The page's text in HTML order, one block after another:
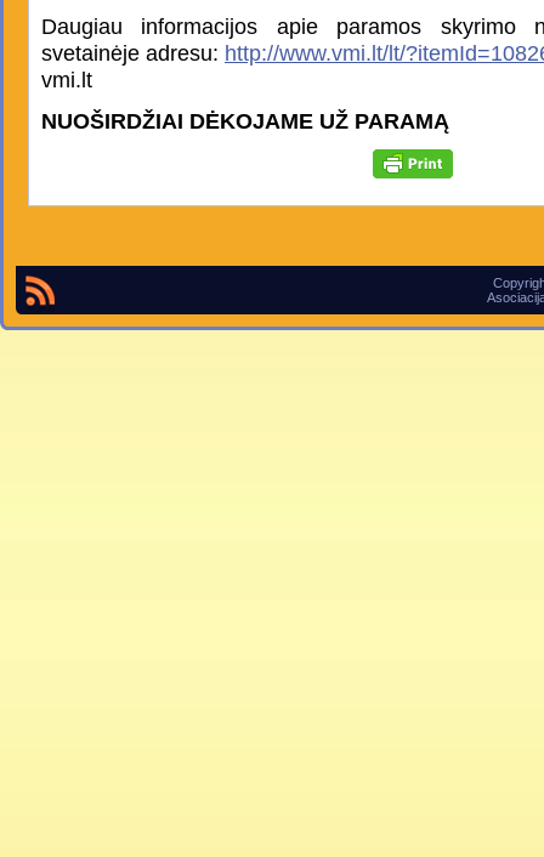
Daugiau informacijos apie paramos skyrimo
svetainėje adresu: http://www.vmi.lt/lt/
vmi.lt
NUOŠIRDŽIAI DĖKOJAME UŽ PARAMĄ